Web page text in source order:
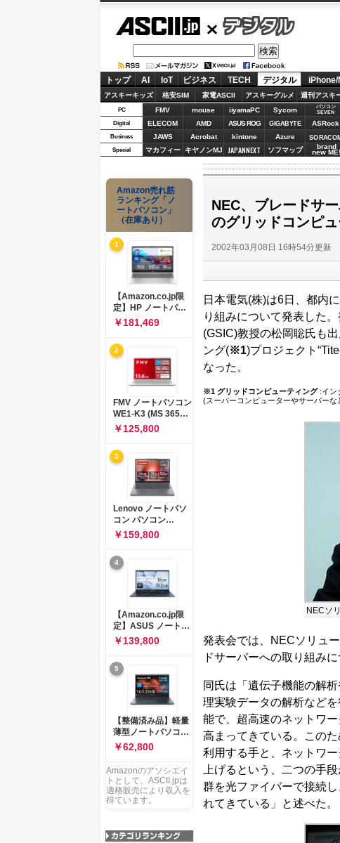
デジタル
トップ AI IoT ビジネス TECH デジタル iPhone/
アスキーキッズ 格安SIM 家電ASCII アスキーグルメ 週刊アスキ
PC FMV mouse iiyamaPC Sycom
パソコン
SEVEN
Digital ELECOM AMD ASUS ROG GIGABYTE ASRock
Business JAWS Acrobat kintone Azure
Special マカフィー キヤノンMJ JAPANNEXT ソフマップ brand
new ME!
NEC、ブレードサ
のグリッドコンピ
2002年03月08日 16時54分更新
日本電気(株)は6日、都内
り組みについて発表した
(GSIC)教授の松岡聡氏も
ング(※1)プロジェクト
なった。
※1 グリッドコンピューティング:イン
(スーパーコンピューターやサーバー
NECソ
発表会では、NECソリュ
ドサーバーへの取り組みに
同氏は「遺伝子機能の解
理実験データの解析など
能で、超高速のネットワ
高まってきている。この
利用する手と、ネットワ
上げるという、二つの手
群を光ファイバーで接続
れてきている」と述べた。
Amazon売れ筋
ランキング「ノ
ートパソコン」
（在庫あり）
1
【Amazon.co.jp限
定】HP ノートパソ
コン 15-fd 15.6イン
チ インテル Core 5
120U メモリ16GB
SSD512GB
Windows 11
Microsoft Office
2024搭載 WPS
Office搭載 カメラシ
ャッター 指紋認証 薄
型 Copilotキー搭載
ナチュラルシルバー
￥181,469
2
FMV ノートパソコン
WE1-K3 (MS 365
Personal/Copilotキ
ー搭載/Win 11/15.6
型/Core
i5/16GB/SSD
512GB/ホワイト)
FMVWK3E15W_AZ
￥125,800
3
Lenovo ノートパソ
コン パソコン
IdeaPad Slim 3 14.0
インチ AMD
Ryzen™ 5 8640HS
メモリ16GB
SSD512GB
Microsoft 365 試用
版 Windows11 バッ
テリー駆動12.6時間
重量1.39kg ルナグレ
ー 83K9003JJP ノー
トPC
￥159,800
4
【Amazon.co.jp限
定】ASUS ノートパ
ソコン Vivobook 15
M1502NAQ 15.6イ
ンチ AMD Ryzen 7
170 メモリ16GB
SSD 512GB
Microsoft 365
Personal (24か月版)
搭載 Windows 11 重
量1.7kg Wi-Fi 6E ク
ワイエットブルー
M1502NAQ-
￥139,800
5
【整備済み品】軽量
薄型ノートパソコン
dynabook G83 ■
13.3型
FHD(1920x1080) -
高性能第11世代Core
i5-1135G7 - メモリ
16GB - SSD 256GB
USB Type-C - MS
￥62,800
Amazonのアソシエイ
トとして、ASCII.jpは
適格販売により収入を
得ています。